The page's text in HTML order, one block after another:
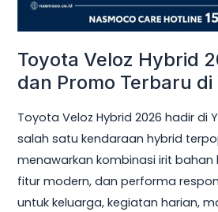
Toyota Veloz Hybrid
dan Promo Terbaru
Toyota Veloz Hybrid 2026 hadir di
salah satu kendaraan hybrid
menawarkan kombinasi irit bahan
fitur modern, dan performa
untuk keluarga, kegiatan harian,